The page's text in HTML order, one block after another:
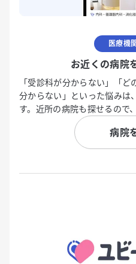
医療機
お近くの病院
「受診科が分からない」「
分からない」といった悩みは
す。近所の病院も探せるので
病院